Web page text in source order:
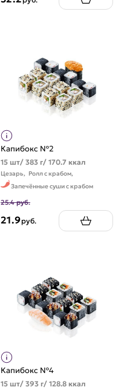
Капибокс №2
15 шт/ 383 г/ 170.7 ккал
Цезарь, Ролл с крабом,
Запечённые суши с крабом
25.4 руб.
21.9руб.
Капибокс №4
15 шт/ 393 г/ 128.8 ккал